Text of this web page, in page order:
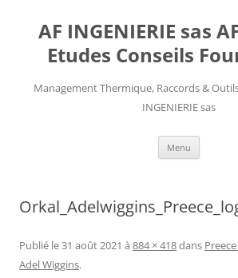
AF INGENIERIE sas
Etudes Conseils
Management Thermique, Raccords &
INGENIERIE sas
Menu
Publié le31 août 2021 à 884 × 418dans
Adel Wiggins.